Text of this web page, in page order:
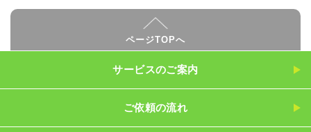
ページTOPへ
サービスのご案内
ご依頼の流れ